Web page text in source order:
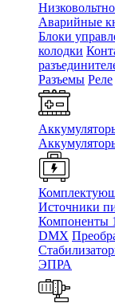
Аварийные
Блоки
колодки
Разъемы Реле
Источники
Компоненты
DMX
ЭПРА